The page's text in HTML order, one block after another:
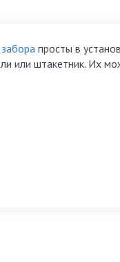
просты в
или штакетник. Их